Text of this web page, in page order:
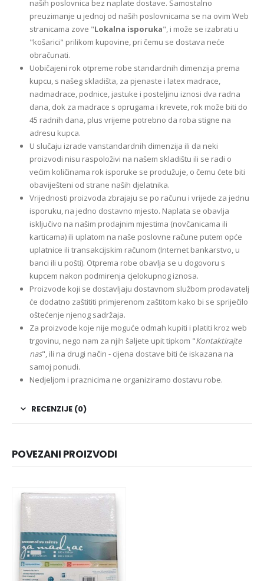
naših poslovnica bez naplate dostave. Samostalno
preuzimanje u jednoj od naših poslovnicama se na ovim Web
stranicama zove "Lokalna isporuka", i može se izabrati u
"košarici" prilikom kupovine, pri čemu se dostava neće
obračunati.
Uobičajeni rok otpreme robe standardnih dimenzija prema
kupcu, s našeg skladišta, za pjenaste i latex madrace,
nadmadrace, podnice, jastuke i posteljinu iznosi dva radna
dana, dok za madrace s oprugama i krevete, rok može biti do
45 radnih dana, plus vrijeme potrebno da roba stigne na
adresu kupca.
U slučaju izrade vanstandardnih dimenzija ili da neki
proizvodi nisu raspoloživi na našem skladištu ili se radi o
većim količinama rok isporuke se produžuje, o čemu ćete biti
obaviješteni od strane naših djelatnika.
Vrijednosti proizvoda zbrajaju se po računu i vrijede za jednu
isporuku, na jedno dostavno mjesto. Naplata se obavlja
isključivo na našim prodajnim mjestima (novčanicama ili
karticama) ili uplatom na naše poslovne račune putem opće
uplatnice ili transakcijskim računom (Internet bankarstvo, u
banci ili u pošti). Otprema robe obavlja se u dogovoru s
kupcem nakon podmirenja cjelokupnog iznosa.
Proizvode koji se dostavljaju dostavnom službom prodavatelj
će dodatno zaštititi primjerenom zaštitom kako bi se spriječilo
oštećenje njenog sadržaja.
Za proizvode koje nije moguće odmah kupiti i platiti kroz web
trgovinu, nego nam za njih šaljete upit tipkom "Kontaktirajte
nas", ili na drugi način - cijena dostave biti će iskazana na
samoj ponudi.
Nedjeljom i praznicima ne organiziramo dostavu robe.
RECENZIJE (0)
POVEZANI PROIZVODI